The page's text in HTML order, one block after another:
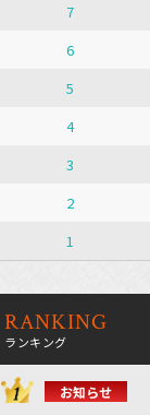
7
6
5
4
3
2
1
RANKING
ランキング
お知らせ